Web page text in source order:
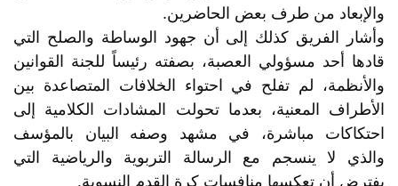
والإبعاد من طرف بعض الحاضرين.
وأشار الفريق كذلك إلى أن جهود الوساطة والصلح التي
قادها أحد مسؤولي العصبة، بصفته رئيساً للجنة القوانين
والأنظمة، لم تفلح في احتواء الخلافات المتصاعدة بين
الأطراف المعنية، بعدما تحولت المشادات الكلامية إلى
احتكاكات مباشرة، في مشهد وصفه البيان بالمؤسف
والذي لا ينسجم مع الرسالة التربوية والرياضية التي
يفترض أن تعكسها منافسات كرة القدم النسوية.